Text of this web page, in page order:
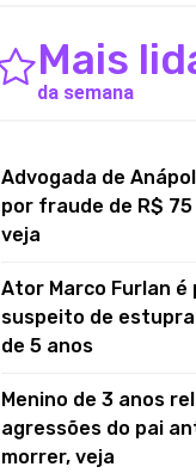
Mais
da semana
Advogada de
por fraude de R$ 75
veja
Ator Marco Furlan é
suspeito de
de 5 anos
Menino de 3 anos
agressões do pai
morrer, veja